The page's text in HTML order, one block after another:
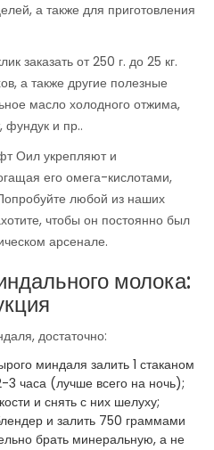
а также для приготовления
заказать от 250 г. до 25 кг.
а также другие полезные
масло холодного отжима,
фундук и пр..
Оил укрепляют и
его омега-кислотами,
любой из наших
чтобы он постоянно был
арсенале.
молока:
достаточно:
миндаля залить 1 стаканом
3 часа (лучше всего на ночь);
и снять с них шелуху;
и залить 750 граммами
брать минеральную, а не